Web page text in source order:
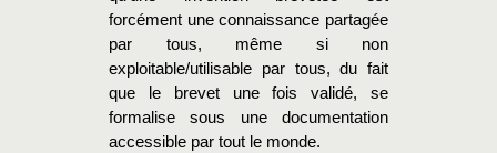
forcément une connaissance partagée
par tous, même si non
exploitable/utilisable par tous, du fait
que le brevet une fois validé, se
formalise sous une documentation
accessible par tout le monde.